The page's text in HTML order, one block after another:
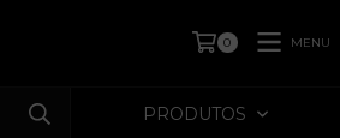
0 MENU
PRODUTOS